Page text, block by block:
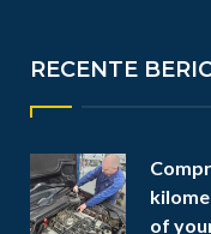
RECENTE
of